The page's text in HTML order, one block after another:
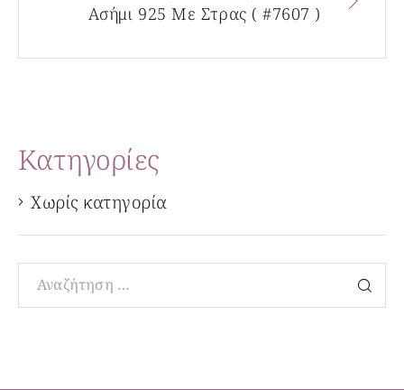
Ασήμι 925 Με Στρας ( #7607 )
Kατηγορίες
Χωρίς κατηγορία